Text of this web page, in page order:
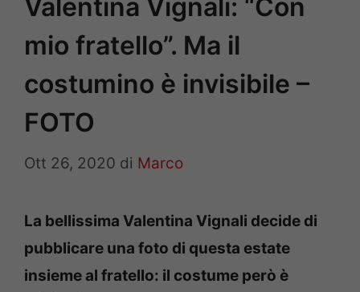
Valentina Vignali: “Con
mio fratello”. Ma il
costumino è invisibile –
FOTO
Ott 26, 2020 di Marco
La bellissima Valentina Vignali decide di
pubblicare una foto di questa estate
insieme al fratello: il costume però è